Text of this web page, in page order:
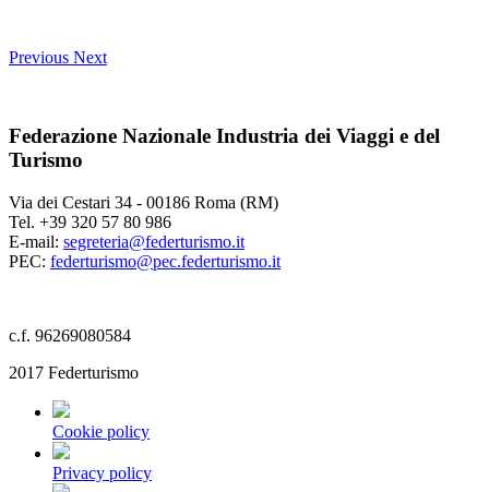
Previous Next
Federazione Nazionale Industria dei Viaggi e del
Turismo
Via dei Cestari 34 - 00186 Roma (RM)
Tel. +39 320 57 80 986
E-mail: segreteria@federturismo.it
PEC: federturismo@pec.federturismo.it
c.f. 96269080584
2017 Federturismo
Cookie policy
Privacy policy